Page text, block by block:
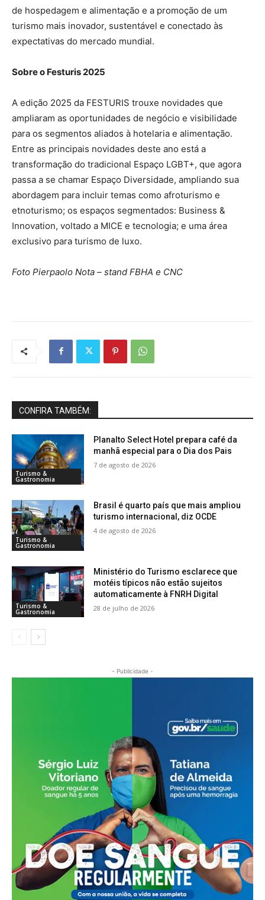
de hospedagem e alimentação e a promoção de um
turismo mais inovador, sustentável e conectado às
expectativas do mercado mundial.
Sobre o Festuris 2025
A edição 2025 da FESTURIS trouxe novidades que
ampliaram as oportunidades de negócio e visibilidade
para os segmentos aliados à hotelaria e alimentação.
Entre as principais novidades deste ano está a
transformação do tradicional Espaço LGBT+, que agora
passa a se chamar Espaço Diversidade, ampliando sua
abordagem para incluir temas como afroturismo e
etnoturismo; os espaços segmentados: Business &
Innovation, voltado a MICE e tecnologia; e uma área
exclusivo para turismo de luxo.
Foto Pierpaolo Nota – stand FBHA e CNC
CONFIRA TAMBÉM:
Turismo &
Gastronomia
Planalto Select Hotel prepara café da
manhã especial para o Dia dos Pais
7 de agosto de 2026
Turismo &
Gastronomia
Brasil é quarto país que mais ampliou
turismo internacional, diz OCDE
4 de agosto de 2026
Turismo &
Gastronomia
Ministério do Turismo esclarece que
motéis típicos não estão sujeitos
automaticamente à FNRH Digital
28 de julho de 2026
- Publicidade -